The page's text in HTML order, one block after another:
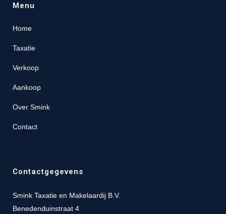
Menu
Home
Taxatie
Verkoop
Aankoop
Over Smink
Contact
Contactgegevens
Smink Taxatie en Makelaardij B.V.
Benedenduinstraat 4